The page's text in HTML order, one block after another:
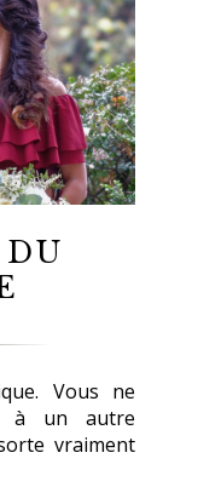
Vous ne
à un autre
vraiment